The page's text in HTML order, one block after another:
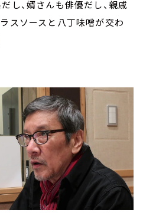
し、婿さんも俳優だし、親戚
スソースと八丁味噌が交わ